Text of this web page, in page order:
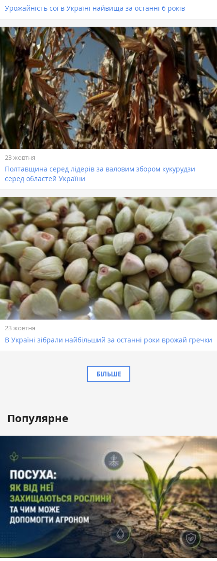
Урожайність сої в Україні найвища за останні 6 років
23 жовтня
Полтавщина серед лідерів за валовим збором кукурудзи
серед областей України
23 жовтня
В Україні зібрали найбільший за останні роки врожай гречки
БІЛЬШЕ
Популярне